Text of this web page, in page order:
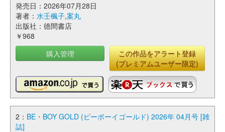
発売日：2026年07月28日
著者： 水壬楓子,案丸
出版社：徳間書店
￥968
購入管理
この作品をアラート登録
(プレミアムユーザー限定)
2： BE・BOY GOLD (ビーボーイゴールド) 2026年 04月号 [雑
誌]